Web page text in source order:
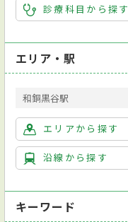
診療科目から探す
エリア・駅
和銅黒谷駅
エリアから探す
沿線から探す
キーワード